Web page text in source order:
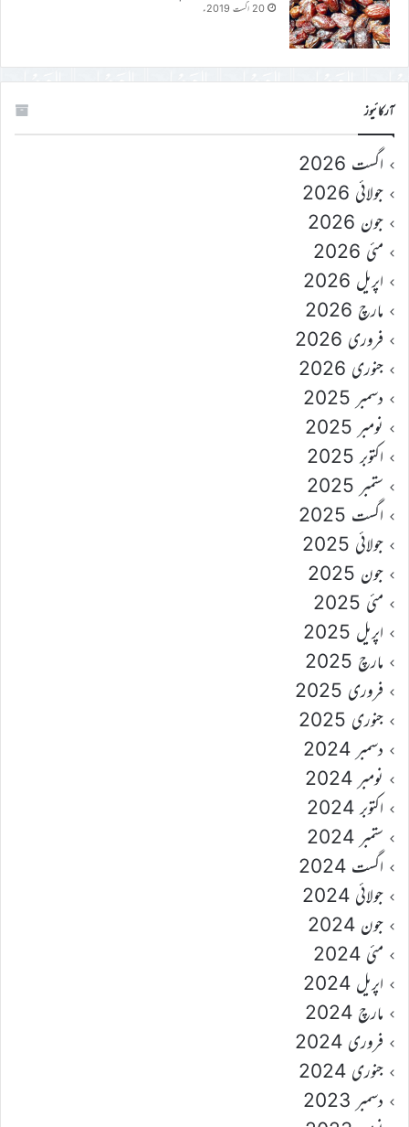
20 اگست 2019ء
آرکائیوز
اگست 2026
جولائی 2026
جون 2026
مئی 2026
اپریل 2026
مارچ 2026
فروری 2026
جنوری 2026
دسمبر 2025
نومبر 2025
اکتوبر 2025
ستمبر 2025
اگست 2025
جولائی 2025
جون 2025
مئی 2025
اپریل 2025
مارچ 2025
فروری 2025
جنوری 2025
دسمبر 2024
نومبر 2024
اکتوبر 2024
ستمبر 2024
اگست 2024
جولائی 2024
جون 2024
مئی 2024
اپریل 2024
مارچ 2024
فروری 2024
جنوری 2024
دسمبر 2023